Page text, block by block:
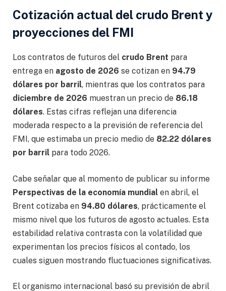
Cotización actual del crudo Brent y
proyecciones del FMI
Los contratos de futuros del crudo Brent para
entrega en agosto de 2026 se cotizan en 94.79
dólares por barril, mientras que los contratos para
diciembre de 2026 muestran un precio de 86.18
dólares. Estas cifras reflejan una diferencia
moderada respecto a la previsión de referencia del
FMI, que estimaba un precio medio de 82.22 dólares
por barril para todo 2026.
Cabe señalar que al momento de publicar su informe
Perspectivas de la economía mundial en abril, el
Brent cotizaba en 94.80 dólares, prácticamente el
mismo nivel que los futuros de agosto actuales. Esta
estabilidad relativa contrasta con la volatilidad que
experimentan los precios físicos al contado, los
cuales siguen mostrando fluctuaciones significativas.
El organismo internacional basó su previsión de abril